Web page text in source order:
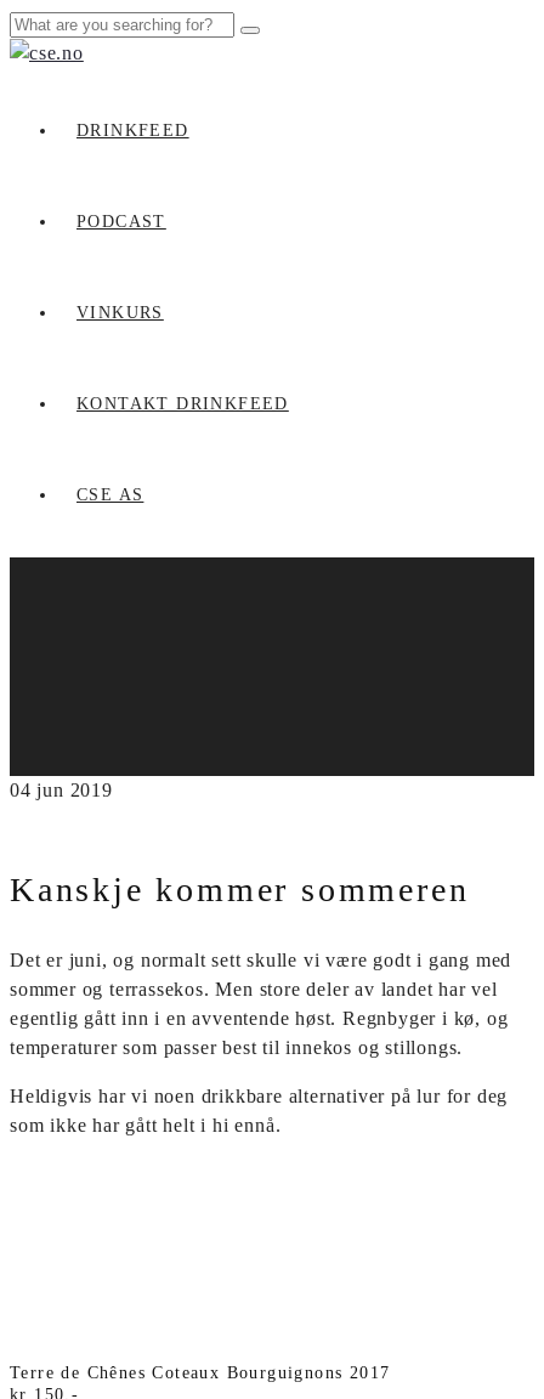
DRINKFEED
PODCAST
VINKURS
KONTAKT DRINKFEED
CSE AS
04 jun 2019
Kanskje kommer sommeren
Det er juni, og normalt sett skulle vi være godt i gang med
sommer og terrassekos. Men store deler av landet har vel
egentlig gått inn i en avventende høst. Regnbyger i kø, og
temperaturer som passer best til innekos og stillongs.
Heldigvis har vi noen drikkbare alternativer på lur for deg
som ikke har gått helt i hi ennå.
Terre de Chênes Coteaux Bourguignons 2017
kr 150,-